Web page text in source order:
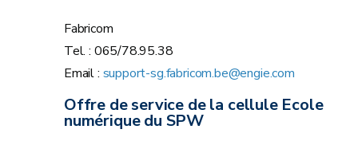
Fabricom
Tel. : 065/78.95.38
Email : support-sg.fabricom.be@engie.com
Offre de service de la cellule Ecole
numérique du SPW